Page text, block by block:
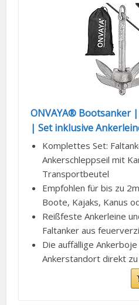
ONVAYA® Bootsanker
| Set inklusive
Komplettes Set:
Ankerschleppseil mit
Transportbeutel
Empfohlen für bis zu
Boote, Kajaks, Kanus
Reißfeste Ankerleine
Faltanker aus
Die auffällige
Ankerstandort direkt